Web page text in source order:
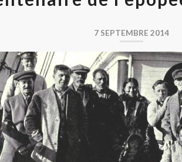
7 SEPTEMBRE 2014
Les survivants du Karluk en 1914, de